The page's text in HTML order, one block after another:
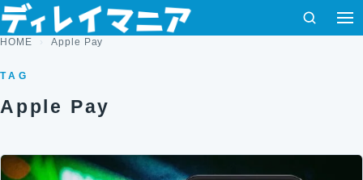
コンテンツへスキップ
検索
HOME Apple Pay
TAG
Apple Pay